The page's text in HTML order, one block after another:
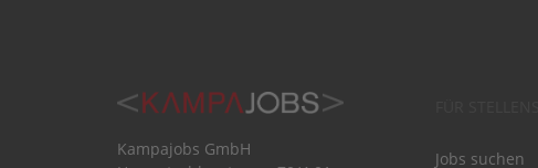
Kampajobs GmbH
Jobs suchen